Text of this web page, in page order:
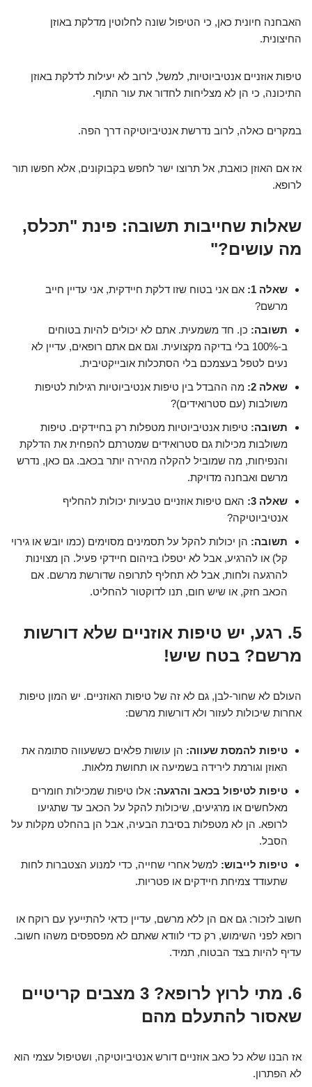
האבחנה חיונית כאן, כי הטיפול שונה לחלוטין מדלקת באוזן
החיצונית.
טיפות אוזניים אנטיביוטיות, למשל, לרוב לא יעילות לדלקת באוזן
התיכונה, כי הן לא מצליחות לחדור את עור התוף.
במקרים כאלה, לרוב נדרשת אנטיביוטיקה דרך הפה.
אז אם האוזן כואבת, אל תרוצו ישר לחפש בקבוקונים, אלא חפשו תור
לרופא.
שאלות שחייבות תשובה: פינת "תכלס,
מה עושים?"
שאלה 1:
אם אני בטוח שזו דלקת חיידקית, אני עדיין חייב
מרשם?
תשובה: כן. חד משמעית. אתם לא יכולים להיות בטוחים
ב-100% בלי בדיקה מקצועית. וגם אם אתם רופאים, עדיין לא
נעים לטפל בעצמכם בלי הסתכלות אובייקטיבית.
שאלה 2:
מה ההבדל בין טיפות אנטיביוטיות רגילות לטיפות
משולבות (עם סטרואידים)?
תשובה: טיפות אנטיביוטיות מטפלות רק בחיידקים. טיפות
משולבות מכילות גם סטרואידים שמטרתם להפחית את הדלקת
והנפיחות, מה שמוביל להקלה מהירה יותר בכאב. גם כאן, נדרש
מרשם ואבחנה מדויקת.
שאלה 3:
האם טיפות אוזניים טבעיות יכולות להחליף
אנטיביוטיקה?
תשובה: הן יכולות להקל על תסמינים מסוימים (כמו יובש או גירוי
קל) או להרגיע, אבל לא יטפלו בזיהום חיידקי פעיל. הן מצוינות
להרגעה ולחות, אבל לא תחליף לתרופה שדורשת מרשם. אם
הכאב חזק, או שיש חום, תנו לדוקטור להחליט.
5. רגע, יש טיפות אוזניים שלא דורשות
מרשם? בטח שיש!
העולם לא שחור-לבן, גם לא זה של טיפות האוזניים. יש המון טיפות
אחרות שיכולות לעזור ולא דורשות מרשם:
טיפות להמסת שעווה: הן עושות פלאים כששעווה סתומה את
האוזן וגורמת לירידה בשמיעה או תחושת מלאות.
טיפות לטיפול בכאב והרגעה: אלו טיפות שמכילות חומרים
מאלחשים או מרגיעים, שיכולות להקל על הכאב עד שתגיעו
לרופא. הן לא מטפלות בסיבת הבעיה, אבל הן בהחלט מקלות על
הסבל.
טיפות לייבוש: למשל אחרי שחייה, כדי למנוע הצטברות לחות
שתעודד צמיחת חיידקים או פטריות.
חשוב לזכור: גם אם הן ללא מרשם, עדיין כדאי להתייעץ עם רוקח או
רופא לפני השימוש, רק כדי לוודא שאתם לא מפספסים משהו חשוב.
עדיף להיות בצד הבטוח, תמיד.
6. מתי לרוץ לרופא? 3 מצבים קריטיים
שאסור להתעלם מהם
אז הבנו שלא כל כאב אוזניים דורש אנטיביוטיקה, ושטיפול עצמי הוא
לא הפתרון.